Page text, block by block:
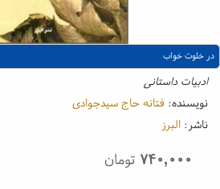
در خلوت خواب
ادبیات داستانی
نویسنده: فتانه حاج سیدجوادی
ناشر: البرز
۷۴۰,۰۰۰ تومان